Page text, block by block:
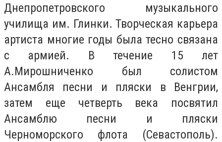
Днепропетровского музыкального
училища им. Глинки. Творческая карьера
артиста многие годы была тесно связана
с армией. В течение 15 лет
А.Мирошниченко был солистом
Ансамбля песни и пляски в Венгрии,
затем еще четверть века посвятил
Ансамблю песни и пляски
Черноморского флота (Севастополь).